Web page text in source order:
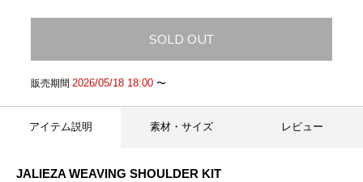
SOLD OUT
販売期間 2026/05/18 18:00〜
アイテム説明 素材・サイズ レビュー
JALIEZA WEAVING SHOULDER KIT